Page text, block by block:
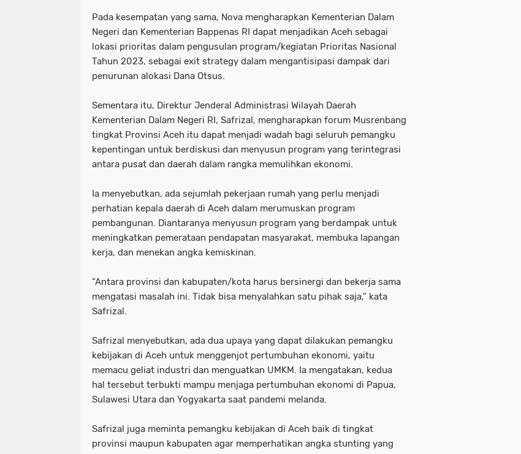
Pada kesempatan yang sama, Nova mengharapkan Kementerian Dalam
Negeri dan Kementerian Bappenas RI dapat menjadikan Aceh sebagai
lokasi prioritas dalam pengusulan program/kegiatan Prioritas Nasional
Tahun 2023, sebagai exit strategy dalam mengantisipasi dampak dari
penurunan alokasi Dana Otsus.
Sementara itu, Direktur Jenderal Administrasi Wilayah Daerah
Kementerian Dalam Negeri RI, Safrizal, mengharapkan forum Musrenbang
tingkat Provinsi Aceh itu dapat menjadi wadah bagi seluruh pemangku
kepentingan untuk berdiskusi dan menyusun program yang terintegrasi
antara pusat dan daerah dalam rangka memulihkan ekonomi.
Ia menyebutkan, ada sejumlah pekerjaan rumah yang perlu menjadi
perhatian kepala daerah di Aceh dalam merumuskan program
pembangunan. Diantaranya menyusun program yang berdampak untuk
meningkatkan pemerataan pendapatan masyarakat, membuka lapangan
kerja, dan menekan angka kemiskinan.
“Antara provinsi dan kabupaten/kota harus bersinergi dan bekerja sama
mengatasi masalah ini. Tidak bisa menyalahkan satu pihak saja,” kata
Safrizal.
Safrizal menyebutkan, ada dua upaya yang dapat dilakukan pemangku
kebijakan di Aceh untuk menggenjot pertumbuhan ekonomi, yaitu
memacu geliat industri dan menguatkan UMKM. Ia mengatakan, kedua
hal tersebut terbukti mampu menjaga pertumbuhan ekonomi di Papua,
Sulawesi Utara dan Yogyakarta saat pandemi melanda.
Safrizal juga meminta pemangku kebijakan di Aceh baik di tingkat
provinsi maupun kabupaten agar memperhatikan angka stunting yang